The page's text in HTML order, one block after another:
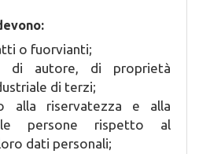
o fuorvianti;
di autore, di proprietà
di terzi;
alla riservatezza e alla
persone rispetto al
dati personali;